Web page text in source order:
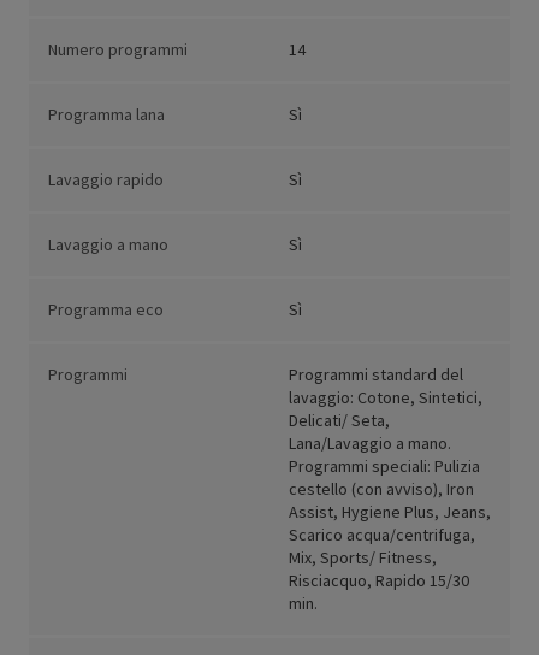
Numero programmi 14
Programma lana Sì
Lavaggio rapido Sì
Lavaggio a mano Sì
Programma eco Sì
Programmi
Programmi standard del
lavaggio: Cotone, Sintetici,
Delicati/ Seta,
Lana/Lavaggio a mano.
Programmi speciali: Pulizia
cestello (con avviso), Iron
Assist, Hygiene Plus, Jeans,
Scarico acqua/centrifuga,
Mix, Sports/ Fitness,
Risciacquo, Rapido 15/30
min.